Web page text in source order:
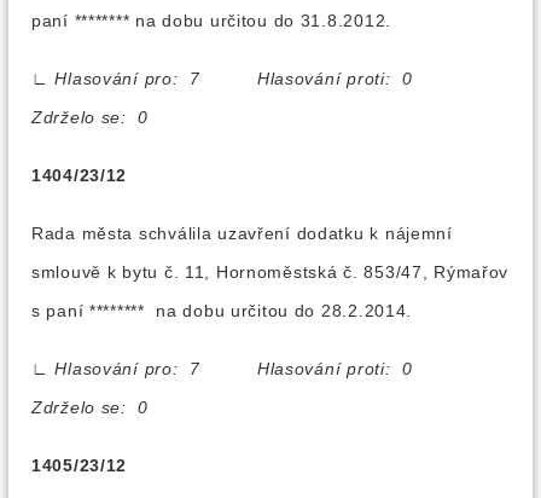
paní ******** na dobu určitou do 31.8.2012.
∟
Hlasování pro: 7 Hlasování proti: 0
Zdrželo se: 0
1404/23/12
Rada města schválila uzavření dodatku k nájemní
smlouvě k bytu č. 11, Hornoměstská č. 853/47, Rýmařov
s paní ******** na dobu určitou do 28.2.2014.
∟
Hlasování pro: 7 Hlasování proti: 0
Zdrželo se: 0
1405/23/12